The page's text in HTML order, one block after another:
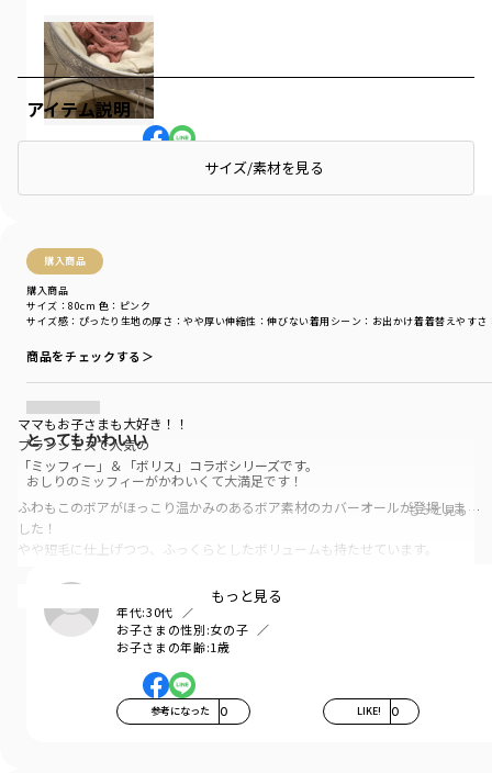
参考になった 0
購入商品
購入商品
サイズ感 ：ぴったり 生地の厚さ ：やや厚い伸縮性 ：伸びない着用シーン ：お出かけ着着替えやすさ
サイズ：80cm 色：ピンク
商品をチェックする＞
とってもかわいい
おしりのミッフィーがかわいくて大満足です！
もっと見る…
年代:30代
お子さまの性別:女の子
お子さまの年齢:1歳
参考になった 0 LIKE! 0
アイテム説明
サイズ/素材を見る
ママもお子さまも大好き！！
ブランシェスで人気の
「ミッフィー」＆「ボリス」コラボシリーズです。
ふわもこのボアがほっこり温かみのあるボア素材のカバーオールが登場しま
した！
やや短毛に仕上げつつ、ふっくらとしたボリュームも持たせています。
コロンとした丸みのあるシルエットで
ミッフィーの可愛らしさを表現しています。
そしてお尻にもミッフィーが♪
抱っこのときやハイハイの時、
ココロくすぐるデザインポイントになっていて
もっと見る